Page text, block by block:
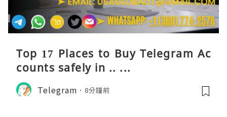
Top 17 Places to Buy Telegram Ac
counts safely in .. ...
Telegram 8分鐘前